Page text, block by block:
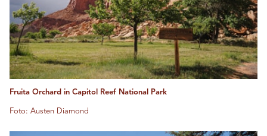
Fruita Orchard in Capitol Reef National Park
Foto: Austen Diamond